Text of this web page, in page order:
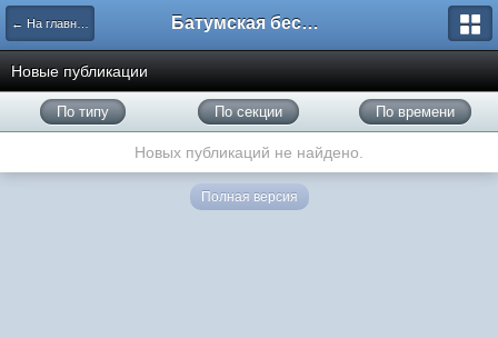
← На главную Батумская беседка
Новые публикации
По типу По секции По времени
Новых публикаций не найдено.
Полная версия